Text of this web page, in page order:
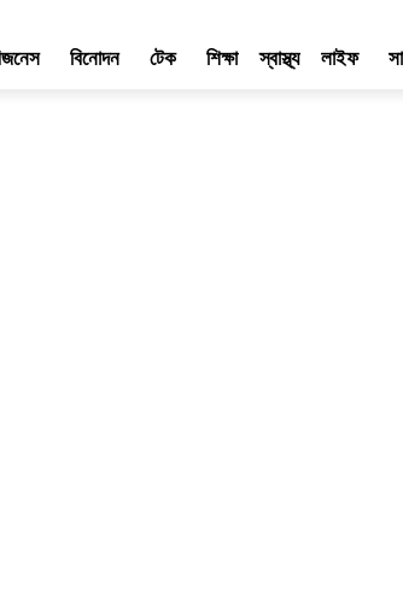
বিনোদন টেক শিক্ষা স্বাস্থ্য লাইফ